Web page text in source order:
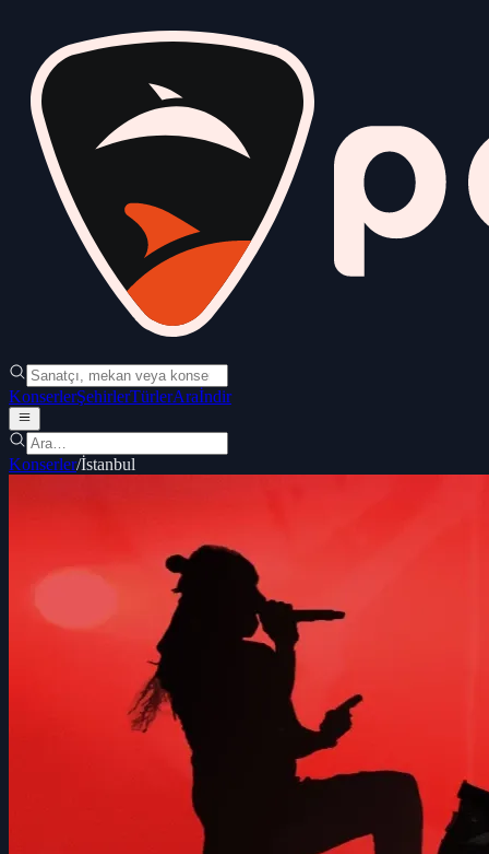
KonserlerŞehirlerTürlerAraİndir
Konserler/İstanbul